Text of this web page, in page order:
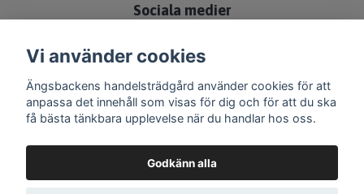
Sociala medier
Vi använder cookies
Ängsbackens handelsträdgård använder cookies för att
anpassa det innehåll som visas för dig och för att du ska
få bästa tänkbara upplevelse när du handlar hos oss.
Godkänn alla